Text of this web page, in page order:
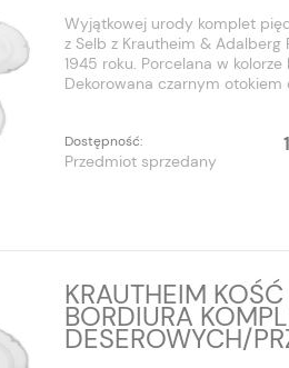
Wyjątkowej urody komplet
z Selb z Krautheim &
1945 roku. Porcelana w
Dekorowana czarnym
Dostępność:
Przedmiot sprzedany
KRAUTHEIM
BORDIURA
DESEROWYCH/